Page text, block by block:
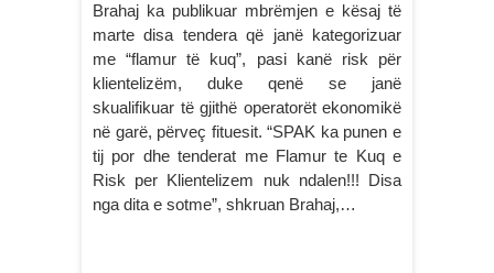
Brahaj ka publikuar mbrëmjen e kësaj të
marte disa tendera që janë kategorizuar
me “flamur të kuq”, pasi kanë risk për
klientelizëm, duke qenë se janë
skualifikuar të gjithë operatorët ekonomikë
në garë, përveç fituesit. “SPAK ka punen e
tij por dhe tenderat me Flamur te Kuq e
Risk per Klientelizem nuk ndalen!!! Disa
nga dita e sotme”, shkruan Brahaj,…